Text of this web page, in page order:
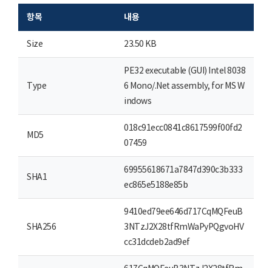
항목 내용
Size 23.50 KB
Type
PE32 executable (GUI) Intel 8038
6 Mono/.Net assembly, for MS W
indows
MD5
018c91ecc0841c8617599f00fd2
07459
SHA1
69955618671a7847d390c3b333
ec865e5188e85b
SHA256
9410ed79ee646d717CqMQFeuB
3NTzJ2X28tfRmWaPyPQgvoHV
cc31dcdeb2ad9ef